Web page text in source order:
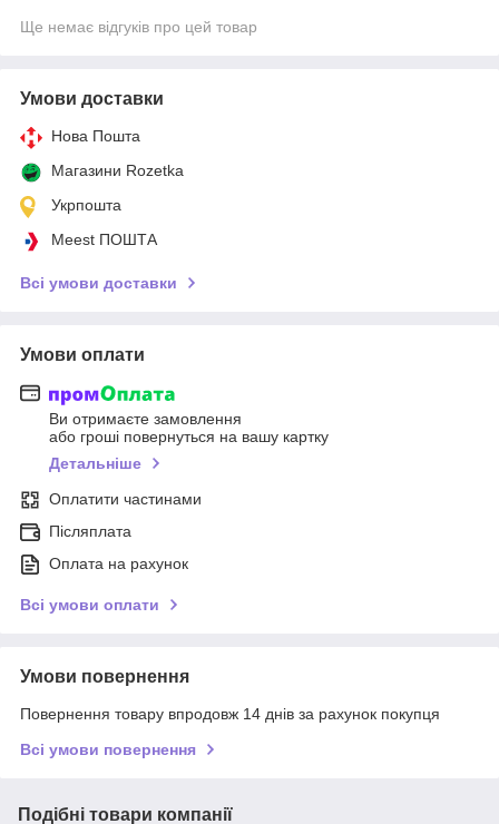
Ще немає відгуків про цей товар
Умови доставки
Нова Пошта
Магазини Rozetka
Укрпошта
Meest ПОШТА
Всі умови доставки
Умови оплати
Ви отримаєте замовлення
або гроші повернуться на вашу картку
Детальніше
Оплатити частинами
Післяплата
Оплата на рахунок
Всі умови оплати
Умови повернення
Повернення товару впродовж 14 днів за рахунок покупця
Всі умови повернення
Подібні товари компанії